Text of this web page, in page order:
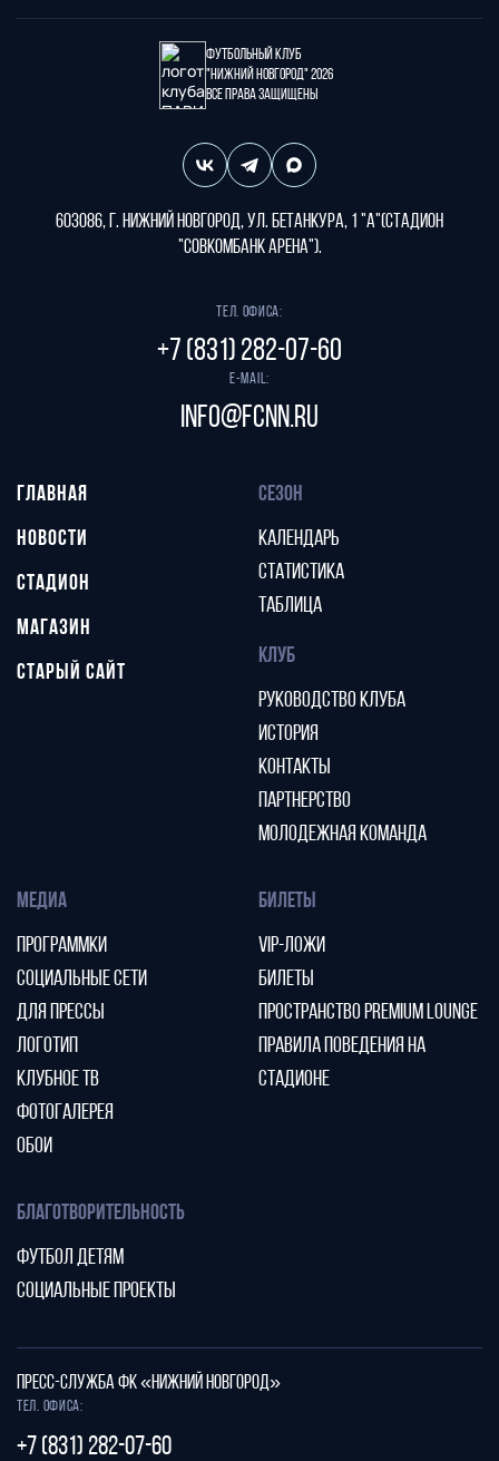
Футбольный клуб
"Нижний Новгород" 2026
Все права защищены
603086, г. Нижний Новгород, ул. Бетанкура, 1 "А"(стадион
"СОВКОМБАНК АРЕНА").
Тел. офиса:
+7 (831) 282-07-60
E-mail:
info@fcnn.ru
ГЛАВНАЯ
НОВОСТИ
СТАДИОН
МАГАЗИН
СТАРЫЙ САЙТ
СЕЗОН
КАЛЕНДАРЬ
СТАТИСТИКА
ТАБЛИЦА
КЛУБ
РУКОВОДСТВО КЛУБА
ИСТОРИЯ
КОНТАКТЫ
ПАРТНЕРСТВО
МОЛОДЕЖНАЯ КОМАНДА
МЕДИА
ПРОГРАММКИ
СОЦИАЛЬНЫЕ СЕТИ
ДЛЯ ПРЕССЫ
ЛОГОТИП
КЛУБНОЕ ТВ
ФОТОГАЛЕРЕЯ
ОБОИ
БИЛЕТЫ
VIP-ЛОЖИ
БИЛЕТЫ
ПРОСТРАНСТВО PREMIUM LOUNGE
ПРАВИЛА ПОВЕДЕНИЯ НА
СТАДИОНЕ
БЛАГОТВОРИТЕЛЬНОСТЬ
ФУТБОЛ ДЕТЯМ
СОЦИАЛЬНЫЕ ПРОЕКТЫ
ПРЕСС-СЛУЖБА ФК «НИЖНИЙ НОВГОРОД»
Тел. офиса:
+7 (831) 282-07-60